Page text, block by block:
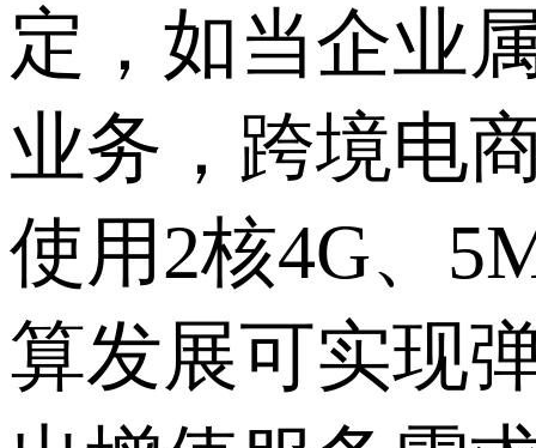
定，如当企业
业务，跨境电
使用2核4G、
算发展可实现